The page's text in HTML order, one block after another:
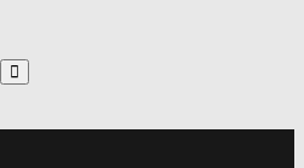
Search